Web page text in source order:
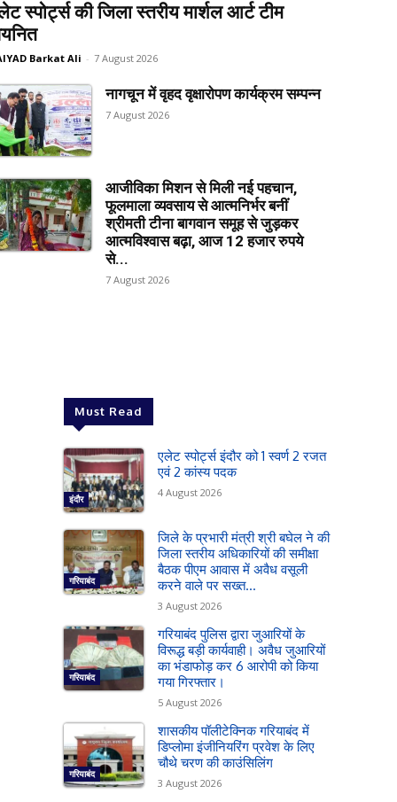
स्पोर्ट्स की जिला स्तरीय मार्शल आर्ट टीम
Barkat Ali - 7 August 2026
नागचून में वृहद वृक्षारोपण कार्यक्रम सम्पन्न
7 August 2026
आजीविका मिशन से मिली नई पहचान,
फूलमाला व्यवसाय से आत्मनिर्भर बनीं
श्रीमती टीना बागवान समूह से जुड़कर
आत्मविश्वास बढ़ा, आज 12 हजार रुपये
से...
7 August 2026
Must Read
इंदौर
एलेट स्पोर्ट्स इंदौर को 1 स्वर्ण 2 रजत
एवं 2 कांस्य पदक
4 August 2026
गरियाबंद
जिले के प्रभारी मंत्री श्री बघेल ने की
जिला स्तरीय अधिकारियों की समीक्षा
बैठक पीएम आवास में अवैध वसूली
करने वाले पर सख्त...
3 August 2026
गरियाबंद
गरियाबंद पुलिस द्वारा जुआरियों के
विरूद्ध बड़ी कार्यवाही। अवैध जुआरियों
का भंडाफोड़ कर 6 आरोपी को किया
गया गिरफ्तार।
5 August 2026
गरियाबंद
शासकीय पॉलीटेक्निक गरियाबंद में
डिप्लोमा इंजीनियरिंग प्रवेश के लिए
चौथे चरण की काउंसिलिंग
3 August 2026